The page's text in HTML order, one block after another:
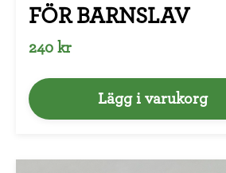
FÖR BARNSLAV
240 kr
Lägg i varukorg